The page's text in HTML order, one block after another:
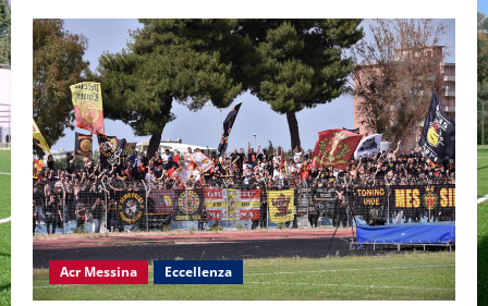
Acr Messina Eccellenza